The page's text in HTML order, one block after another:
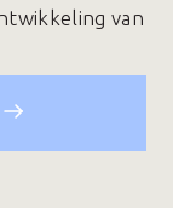
van